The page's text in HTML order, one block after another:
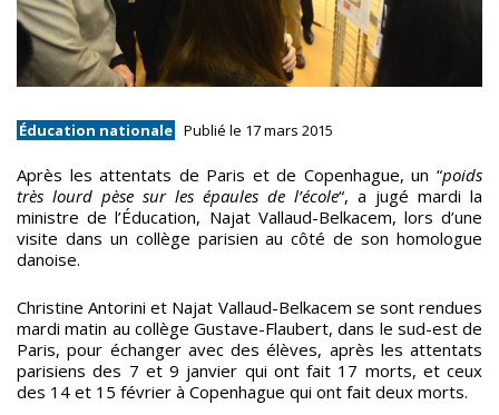
Éducation nationale Publié le 17 mars 2015
Après les attentats de Paris et de Copenhague, un “poids
très lourd pèse sur les épaules de l’école“, a jugé mardi la
ministre de l’Éducation, Najat Vallaud-Belkacem, lors d’une
visite dans un collège parisien au côté de son homologue
danoise.
Christine Antorini et Najat Vallaud-Belkacem se sont rendues
mardi matin au collège Gustave-Flaubert, dans le sud-est de
Paris, pour échanger avec des élèves, après les attentats
parisiens des 7 et 9 janvier qui ont fait 17 morts, et ceux
des 14 et 15 février à Copenhague qui ont fait deux morts.